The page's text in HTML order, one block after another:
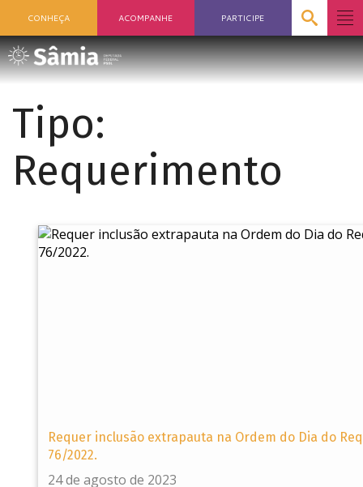
CONHEÇA ACOMPANHE PARTICIPE
Tipo:
Requerimento
Requer inclusão extrapauta na Ordem do Dia do Req
76/2022.
24 de agosto de 2023